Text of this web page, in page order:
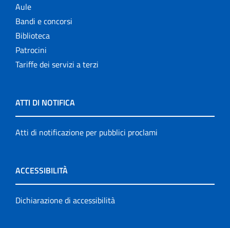
Aule
Bandi e concorsi
Biblioteca
Patrocini
Tariffe dei servizi a terzi
ATTI DI NOTIFICA
Atti di notificazione per pubblici proclami
ACCESSIBILITÀ
Dichiarazione di accessibilità